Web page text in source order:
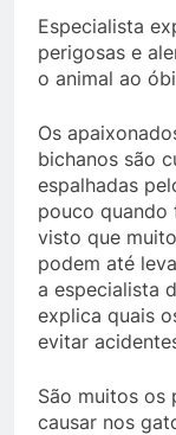
Especialista
perigosas e
o animal ao
Os
bichanos são
espalhadas
pouco quando
visto que
podem até
a especialista
explica quais
evitar
São muitos os
causar nos